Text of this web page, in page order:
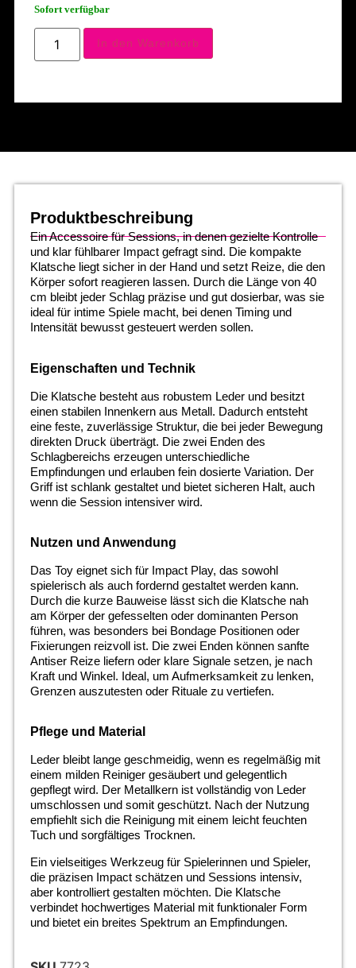
Sofort verfügbar
In den Warenkorb
Produktbeschreibung
Ein Accessoire für Sessions, in denen gezielte Kontrolle
und klar fühlbarer Impact gefragt sind. Die kompakte
Klatsche liegt sicher in der Hand und setzt Reize, die den
Körper sofort reagieren lassen. Durch die Länge von 40
cm bleibt jeder Schlag präzise und gut dosierbar, was sie
ideal für intime Spiele macht, bei denen Timing und
Intensität bewusst gesteuert werden sollen.
Eigenschaften und Technik
Die Klatsche besteht aus robustem Leder und besitzt
einen stabilen Innenkern aus Metall. Dadurch entsteht
eine feste, zuverlässige Struktur, die bei jeder Bewegung
direkten Druck überträgt. Die zwei Enden des
Schlagbereichs erzeugen unterschiedliche
Empfindungen und erlauben fein dosierte Variation. Der
Griff ist schlank gestaltet und bietet sicheren Halt, auch
wenn die Session intensiver wird.
Nutzen und Anwendung
Das Toy eignet sich für Impact Play, das sowohl
spielerisch als auch fordernd gestaltet werden kann.
Durch die kurze Bauweise lässt sich die Klatsche nah
am Körper der gefesselten oder dominanten Person
führen, was besonders bei Bondage Positionen oder
Fixierungen reizvoll ist. Die zwei Enden können sanfte
Antiser Reize liefern oder klare Signale setzen, je nach
Kraft und Winkel. Ideal, um Aufmerksamkeit zu lenken,
Grenzen auszutesten oder Rituale zu vertiefen.
Pflege und Material
Leder bleibt lange geschmeidig, wenn es regelmäßig mit
einem milden Reiniger gesäubert und gelegentlich
gepflegt wird. Der Metallkern ist vollständig von Leder
umschlossen und somit geschützt. Nach der Nutzung
empfiehlt sich die Reinigung mit einem leicht feuchten
Tuch und sorgfältiges Trocknen.
Ein vielseitiges Werkzeug für Spielerinnen und Spieler,
die präzisen Impact schätzen und Sessions intensiv,
aber kontrolliert gestalten möchten. Die Klatsche
verbindet hochwertiges Material mit funktionaler Form
und bietet ein breites Spektrum an Empfindungen.